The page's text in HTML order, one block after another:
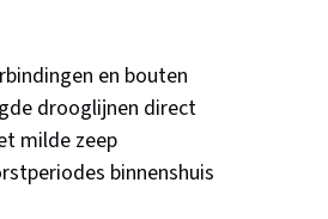
en bouten
drooglijnen direct
milde zeep
binnenshuis